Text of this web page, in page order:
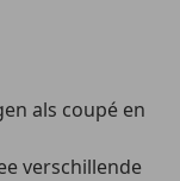
als coupé en
verschillende